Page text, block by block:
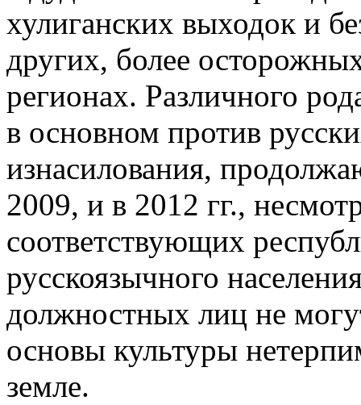
хулиганских выходок и
других, более
регионах. Различного
в основном против
изнасилования,
2009, и в 2012 гг.,
соответствующих
русскоязычного
должностных лиц не
основы культуры
земле.